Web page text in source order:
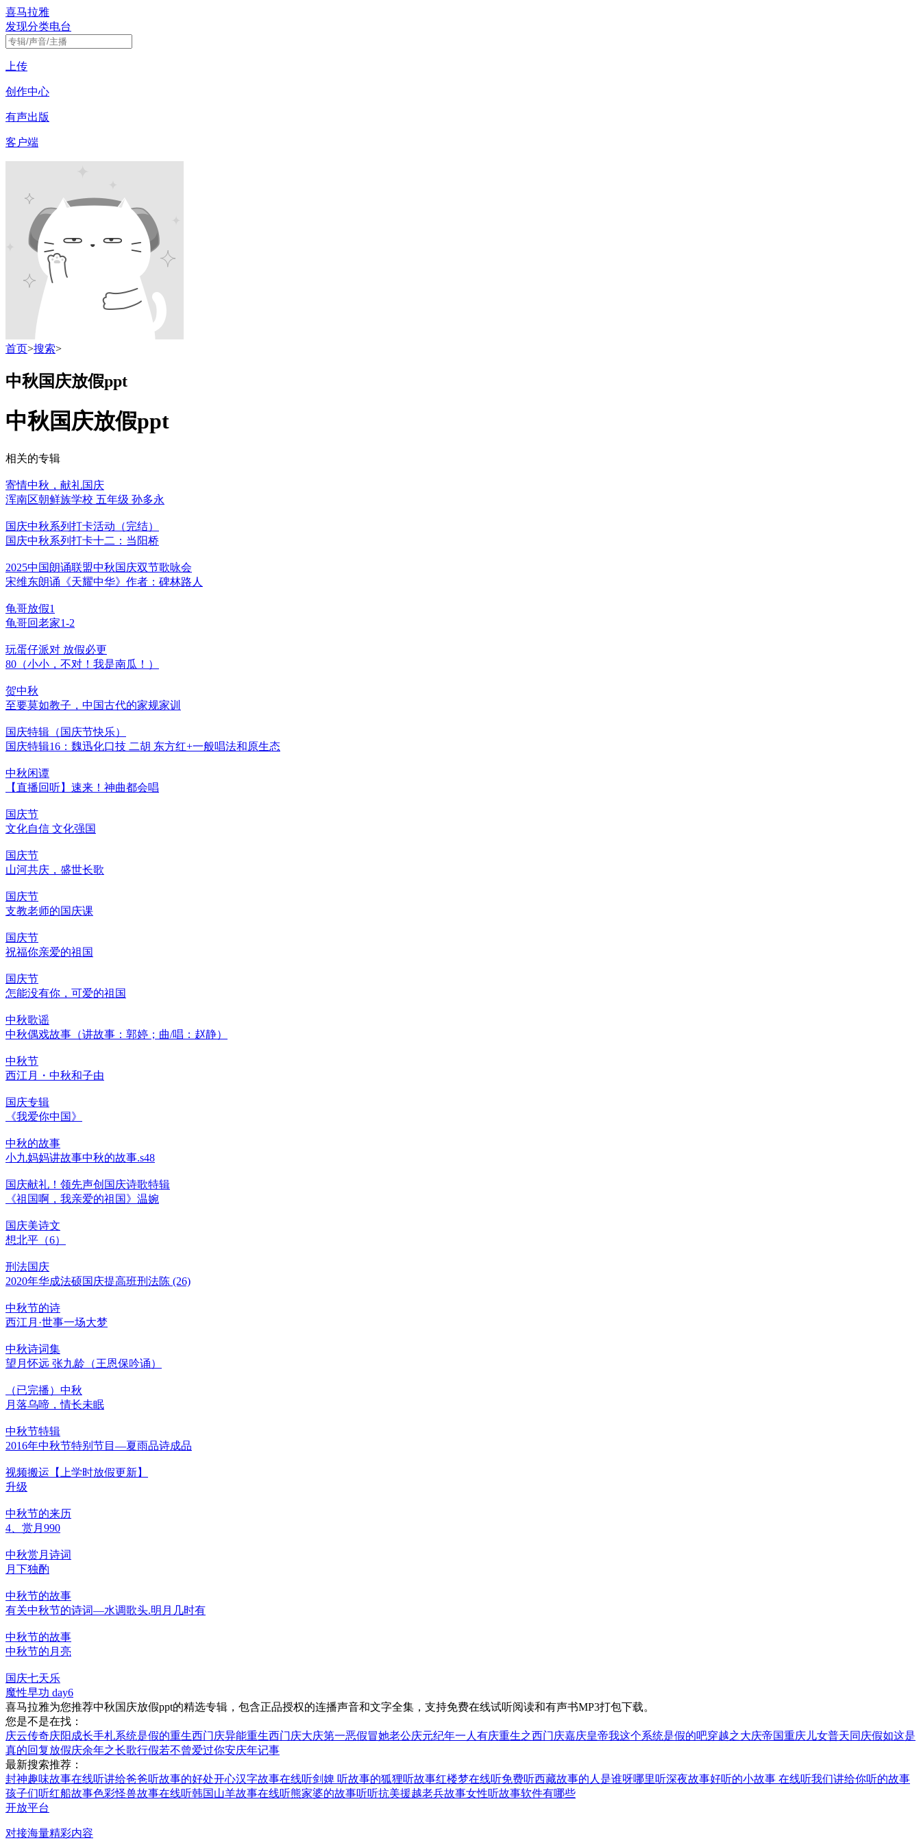
喜马拉雅
发现分类电台
上传
创作中心
有声出版
客户端
首页>搜索>
中秋国庆放假ppt
中秋国庆放假ppt
相关的专辑
寄情中秋，献礼国庆
浑南区朝鲜族学校 五年级 孙多永
国庆中秋系列打卡活动（完结）
国庆中秋系列打卡十二：当阳桥
2025中国朗诵联盟中秋国庆双节歌咏会
宋维东朗诵《天耀中华》作者：碑林路人
龟哥放假1
龟哥回老家1-2
玩蛋仔派对 放假必更
80（小小，不对！我是南瓜！）
贺中秋
至要莫如教子，中国古代的家规家训
国庆特辑（国庆节快乐）
国庆特辑16：魏迅化口技 二胡 东方红+一般唱法和原生态
中秋闲谭
【直播回听】速来！神曲都会唱
国庆节
文化自信 文化强国
国庆节
山河共庆，盛世长歌
国庆节
支教老师的国庆课
国庆节
祝福你亲爱的祖国
国庆节
怎能没有你，可爱的祖国
中秋歌谣
中秋偶戏故事（讲故事：郭婷；曲/唱：赵静）
中秋节
西江月・中秋和子由
国庆专辑
《我爱你中国》
中秋的故事
小九妈妈讲故事中秋的故事.s48
国庆献礼！领先声创国庆诗歌特辑
《祖国啊，我亲爱的祖国》温婉
国庆美诗文
想北平（6）
刑法国庆
2020年华成法硕国庆提高班刑法陈 (26)
中秋节的诗
西江月·世事一场大梦
中秋诗词集
望月怀远 张九龄（王恩保吟诵）
（已完播）中秋
月落乌啼，情长未眠
中秋节特辑
2016年中秋节特别节目—夏雨品诗成品
视频搬运【上学时放假更新】
升级
中秋节的来历
4、赏月990
中秋赏月诗词
月下独酌
中秋节的故事
有关中秋节的诗词―水调歌头.明月几时有
中秋节的故事
中秋节的月亮
国庆七天乐
魔性早功 day6
喜马拉雅为您推荐中秋国庆放假ppt的精选专辑，包含正品授权的连播声音和文字全集，支持免费在线试听阅读和有声书MP3打包下载。
您是不是在找：
庆云传奇庆阳成长手札系统是假的重生西门庆异能重生西门庆大庆第一恶假冒她老公庆元纪年一人有庆重生之西门庆嘉庆皇帝我这个系统是假的吧穿越之大庆帝国重庆儿女普天同庆假如这是
真的回复放假庆余年之长歌行假若不曾爱过你安庆年记事
最新搜索推荐：
封神趣味故事在线听讲给爸爸听故事的好处开心汉字故事在线听剑婢 听故事的狐狸听故事红楼梦在线听免费听西藏故事的人是谁呀哪里听深夜故事好听的小故事 在线听我们讲给你听的故事
孩子们听红船故事色彩怪兽故事在线听韩国山羊故事在线听熊家婆的故事听听抗美援越老兵故事女性听故事软件有哪些
开放平台
对接海量精彩内容